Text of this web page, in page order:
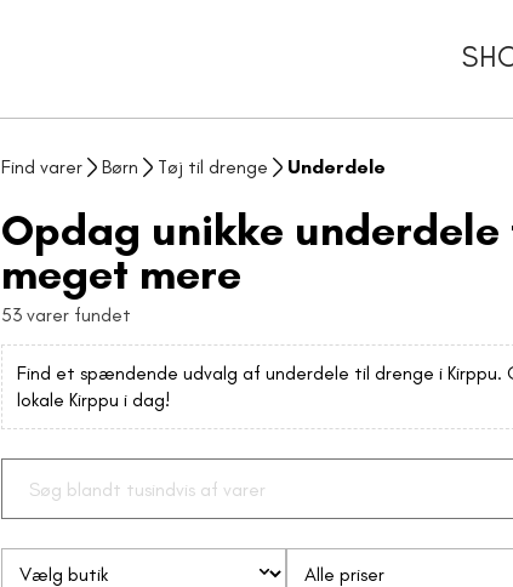
Find varer Børn Tøj til drenge Underdele
Opdag unikke
meget mere
53 varer fundet
Find et spændende udvalg af underdele til drenge i
lokale Kirppu i dag!